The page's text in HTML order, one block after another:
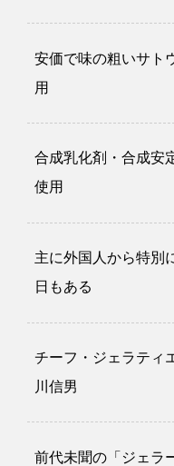
安価で味の粗いサト
用
合成乳化剤・合成安
使用
主に外国人から特別
日もある
チーフ・ジェラティ
川信男
前代未聞の「ジェラ